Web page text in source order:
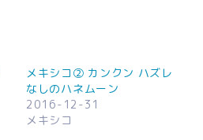
メキシコ② カンクン ハズレ
なしのハネムーン
2016-12-31
メキシコ